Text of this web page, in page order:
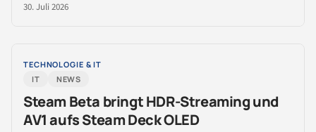
30. Juli 2026
TECHNOLOGIE & IT
IT
NEWS
Steam Beta bringt HDR-Streaming und
AV1 aufs Steam Deck OLED